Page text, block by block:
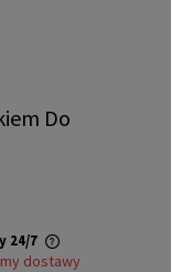
Do
24/7
dostawy